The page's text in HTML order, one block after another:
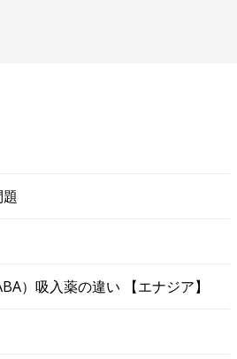
）吸入薬の違い 【エナジア】